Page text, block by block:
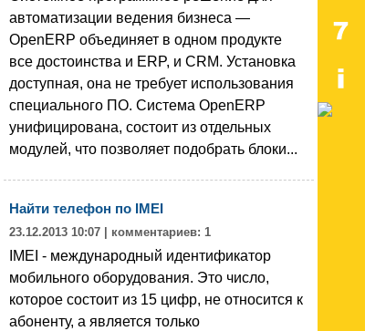
автоматизации ведения бизнеса —
OpenERP объединяет в одном продукте
все достоинства и ERP, и CRM. Установка
доступная, она не требует использования
специального ПО. Система OpenERP
унифицирована, состоит из отдельных
модулей, что позволяет подобрать блоки...
Найти телефон по IMEI
23.12.2013 10:07 | комментариев: 1
IMEI - международный идентификатор
мобильного оборудования. Это число,
которое состоит из 15 цифр, не относится к
абоненту, а является только